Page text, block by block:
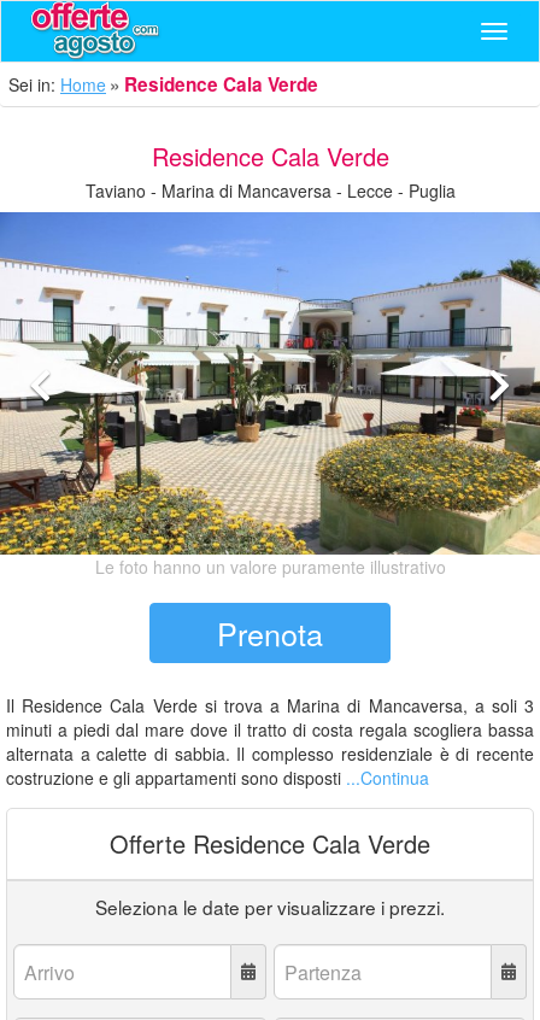
Sei in: Home Residence Cala Verde
Residence Cala Verde
Taviano - Marina di Mancaversa - Lecce - Puglia
Le foto hanno un valore puramente illustrativo
Prenota
Il Residence Cala Verde si trova a Marina di Mancaversa, a soli 3
minuti a piedi dal mare dove il tratto di costa regala scogliera bassa
alternata a calette di sabbia. Il complesso residenziale è di recente
costruzione e gli appartamenti sono disposti ...Continua
Offerte Residence Cala Verde
Seleziona le date per visualizzare i prezzi.
Arrivo: Partenza: